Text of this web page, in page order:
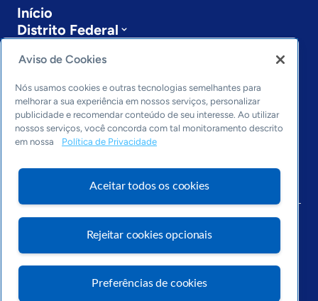
Início
Distrito Federal
Últimas notícias
Entre em contato
Editorias
Economia & Política
Inovação & Tecnologia
Dados
Visite o Portal Sebrae
Aviso de Cookies
Nós usamos cookies e outras tecnologias semelhantes para
melhorar a sua experiência em nossos serviços, personalizar
publicidade e recomendar conteúdo de seu interesse. Ao utilizar
nossos serviços, você concorda com tal monitoramento descrito
em nossa
Política de Privacidade
Aceitar todos os cookies
Rejeitar cookies opcionais
Preferências de cookies